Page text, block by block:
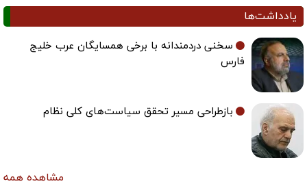
یادداشت‌ها
سخنی دردمندانه با برخی همسایگان عرب خلیج
فارس
بازطراحی مسیر تحقق سیاست‌های کلی نظام
مشاهده همه